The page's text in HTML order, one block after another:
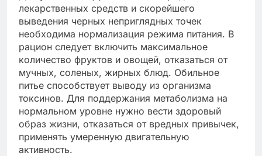
лекарственных средств и скорейшего
выведения черных неприглядных точек
необходима нормализация режима питания. В
рацион следует включить максимальное
количество фруктов и овощей, отказаться от
мучных, соленых, жирных блюд. Обильное
питье способствует выводу из организма
токсинов. Для поддержания метаболизма на
нормальном уровне нужно вести здоровый
образ жизни, отказаться от вредных привычек,
применять умеренную двигательную
активность.